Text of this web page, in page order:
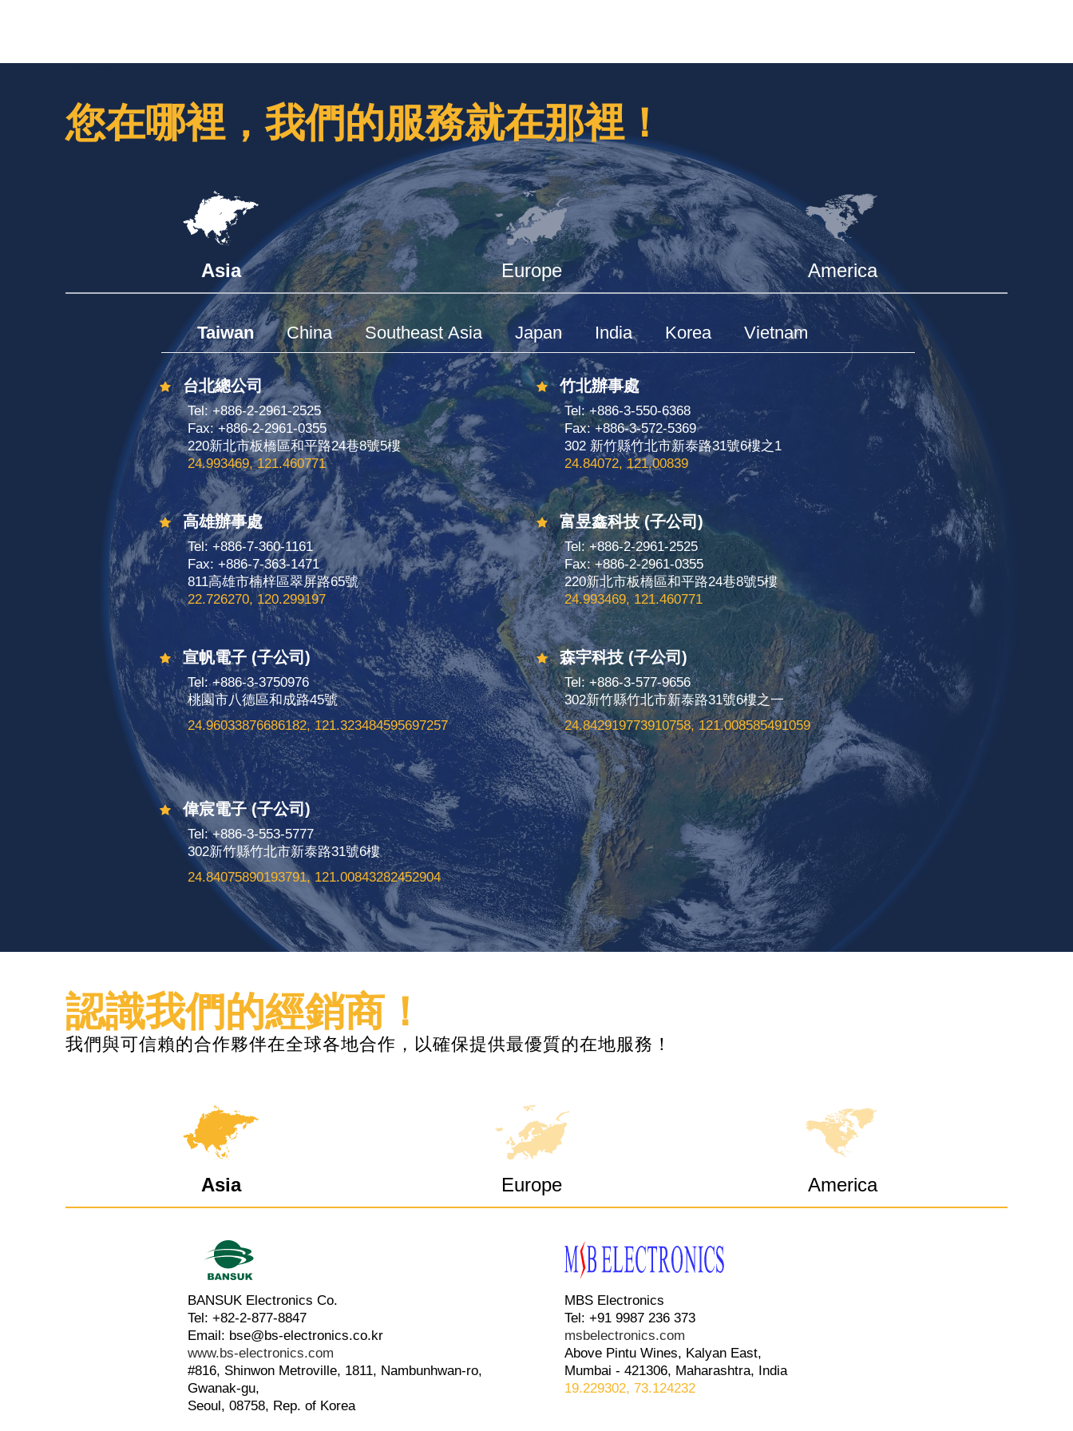
您在哪裡，我們的服務就在那裡！
Asia Europe America
Taiwan China Southeast Asia Japan India Korea Vietnam
台北總公司
Tel: +886-2-2961-2525
Fax: +886-2-2961-0355
220新北市板橋區和平路24巷8號5樓
24.993469, 121.460771
竹北辦事處
Tel: +886-3-550-6368
Fax: +886-3-572-5369
302 新竹縣竹北市新泰路31號6樓之1
24.84072, 121.00839
高雄辦事處
Tel: +886-7-360-1161
Fax: +886-7-363-1471
811高雄市楠梓區翠屏路65號
22.726270, 120.299197
富昱鑫科技 (子公司)
Tel: +886-2-2961-2525
Fax: +886-2-2961-0355
220新北市板橋區和平路24巷8號5樓
24.993469, 121.460771
宣帆電子 (子公司)
Tel: +886-3-3750976
桃園市八德區和成路45號
24.96033876686182, 121.323484595697257
森宇科技 (子公司)
Tel: +886-3-577-9656
302新竹縣竹北市新泰路31號6樓之一
24.842919773910758, 121.008585491059
偉宸電子 (子公司)
Tel: +886-3-553-5777
302新竹縣竹北市新泰路31號6樓
24.84075890193791, 121.00843282452904
認識我們的經銷商！
我們與可信賴的合作夥伴在全球各地合作，以確保提供最優質的在地服務！
Asia Europe America
BANSUK Electronics Co.
Tel: +82-2-877-8847
Email: bse@bs-electronics.co.kr
www.bs-electronics.com
#816, Shinwon Metroville, 1811, Nambunhwan-ro,
Gwanak-gu,
Seoul, 08758, Rep. of Korea
MBS Electronics
Tel: +91 9987 236 373
msbelectronics.com
Above Pintu Wines, Kalyan East,
Mumbai - 421306, Maharashtra, India
19.229302, 73.124232